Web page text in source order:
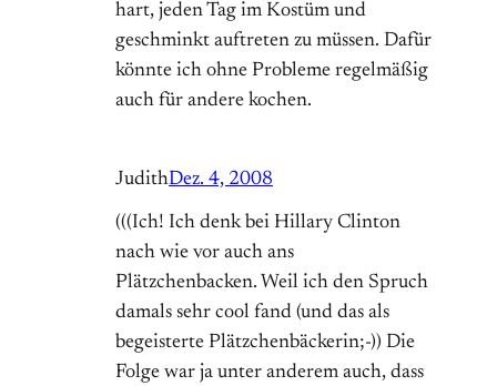
hart, jeden Tag im Kostüm und
geschminkt auftreten zu müssen. Dafür
könnte ich ohne Probleme regelmäßig
auch für andere kochen.
JudithDez. 4, 2008
(((Ich! Ich denk bei Hillary Clinton
nach wie vor auch ans
Plätzchenbacken. Weil ich den Spruch
damals sehr cool fand (und das als
begeisterte Plätzchenbäckerin;-)) Die
Folge war ja unter anderem auch, dass